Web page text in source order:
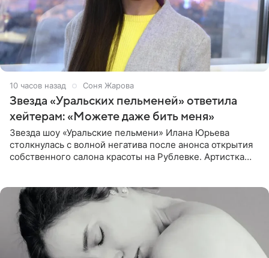
10 часов назад Соня Жарова
Звезда «Уральских пельменей» ответила
хейтерам: «Можете даже бить меня»
Звезда шоу «Уральские пельмени» Илана Юрьева
столкнулась с волной негатива после анонса открытия
собственного салона красоты на Рублевке. Артистка